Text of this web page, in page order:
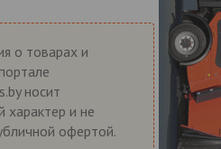
о товарах и
носит
характер и не
офертой.